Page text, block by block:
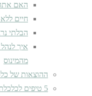
האם
חיים ללא
הבלתי
איך
מהמינוס
ההוצאות של
5 טיפים לכלכלת המשפחה